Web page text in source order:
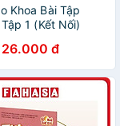
Khoa Bài Tập
1 (Kết Nối)
26.000 đ